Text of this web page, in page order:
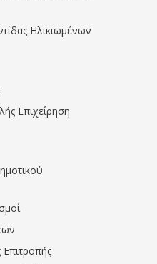
Ηλικιωμένων
Επιχείρηση
Επιτροπής